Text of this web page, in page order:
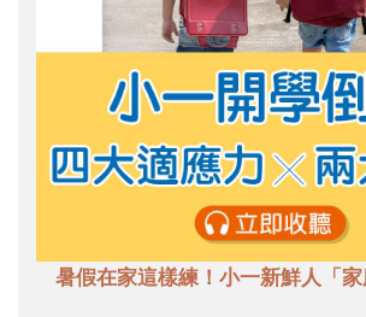
暑假在家這樣練！小一新鮮人「家